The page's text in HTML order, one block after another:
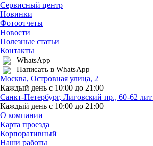
Сервисный центр
Новинки
Фотоотчеты
Новости
Полезные статьи
Контакты
WhatsApp
Написать в WhatsApp
Москва, Островная улица, 2
Каждый день с 10:00 до 21:00
Санкт-Петербург, Лиговский пр., 60-62
Каждый день с 10:00 до 21:00
О компании
Карта проезда
Корпоративный
Наши работы